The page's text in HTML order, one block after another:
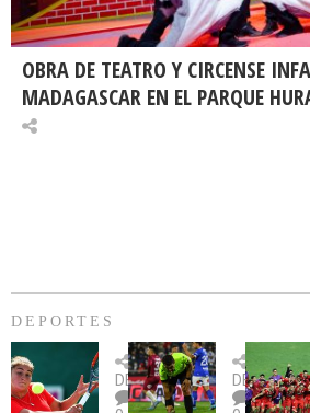
OBRA DE TEATRO Y CIRCENSE
MADAGASCAR EN EL PARQUE
DEPORTES
Billie
Jean
King
DEPORTES
U.
Católica
fue
DEPORTES